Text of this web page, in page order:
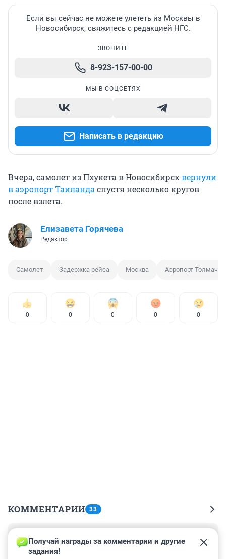
Если вы сейчас не можете улететь из Москвы в
Новосибирск, свяжитесь с редакцией НГС.
ЗВОНИТЕ
8-923-157-00-00
МЫ В СОЦСЕТЯХ
Написать в редакцию
Вчера, самолет из Пхукета в Новосибирсквернули
в аэропорт Таиландаспустя несколько кругов
после взлета.
Елизавета Горячева
Редактор
Самолет Задержка рейса Москва Аэропорт
0 0 0 0 0
КОММЕНТАРИИ 33
12 декабря 2022, 10:28
Всем добрый день! Не вылетело 2 самолета утром из
Получай награды за комментарии и другие
задания!